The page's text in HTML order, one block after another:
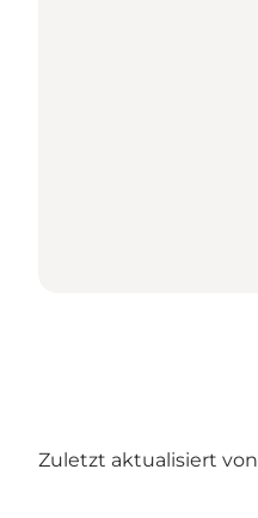
Zuletzt aktualisiert